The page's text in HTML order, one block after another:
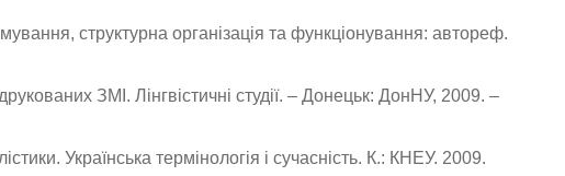
структурна організація та функціонування: автореф.
ЗМІ. Лінгвістичні студії. – Донецьк: ДонНУ, 2009. –
Українська термінологія і сучасність. К.: КНЕУ. 2009.